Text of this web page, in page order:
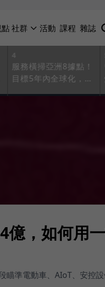
社群 活動 課程 雜誌
4
服務橫掃亞洲8據點！
目標5年內全球化，
，如何用
準電動車、AIoT、安控